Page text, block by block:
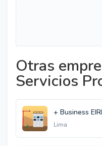
Otras
Servicios
+ Business
Lima